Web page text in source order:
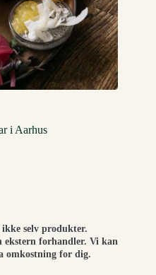
i Aarhus
selv produkter.
forhandler. Vi kan
omkostning for dig.